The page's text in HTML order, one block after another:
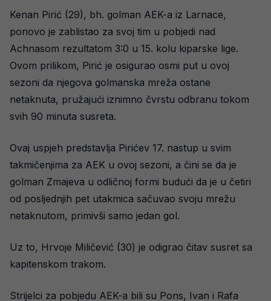
Kenan Pirić (29), bh. golman AEK-a iz Larnace,
ponovo je zablistao za svoj tim u pobjedi nad
Achnasom rezultatom 3:0 u 15. kolu kiparske lige.
Ovom prilikom, Pirić je osigurao osmi put u ovoj
sezoni da njegova golmanska mreža ostane
netaknuta, pružajući iznimno čvrstu odbranu tokom
svih 90 minuta susreta.
Ovaj uspjeh predstavlja Pirićev 17. nastup u svim
takmičenjima za AEK u ovoj sezoni, a čini se da je
golman Zmajeva u odličnoj formi budući da je u četiri
od posljednjih pet utakmica sačuvao svoju mrežu
netaknutom, primivši samo jedan gol.
Uz to, Hrvoje Miličević (30) je odigrao čitav susret sa
kapitenskom trakom.
Strijelci za pobjedu AEK-a bili su Pons, Ivan i Rafa